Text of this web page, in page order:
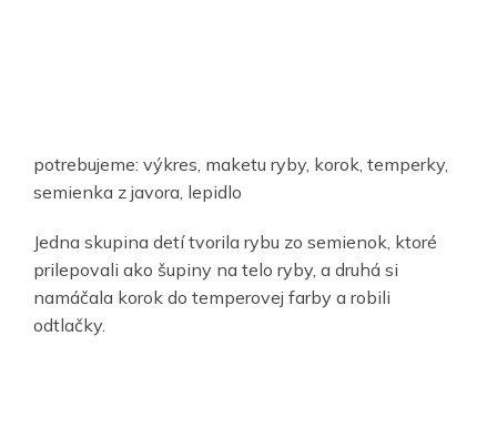
potrebujeme: výkres, maketu ryby, korok, temperky,
semienka z javora, lepidlo
Jedna skupina detí tvorila rybu zo semienok, ktoré
prilepovali ako šupiny na telo ryby, a druhá si
namáčala korok do temperovej farby a robili
odtlačky.